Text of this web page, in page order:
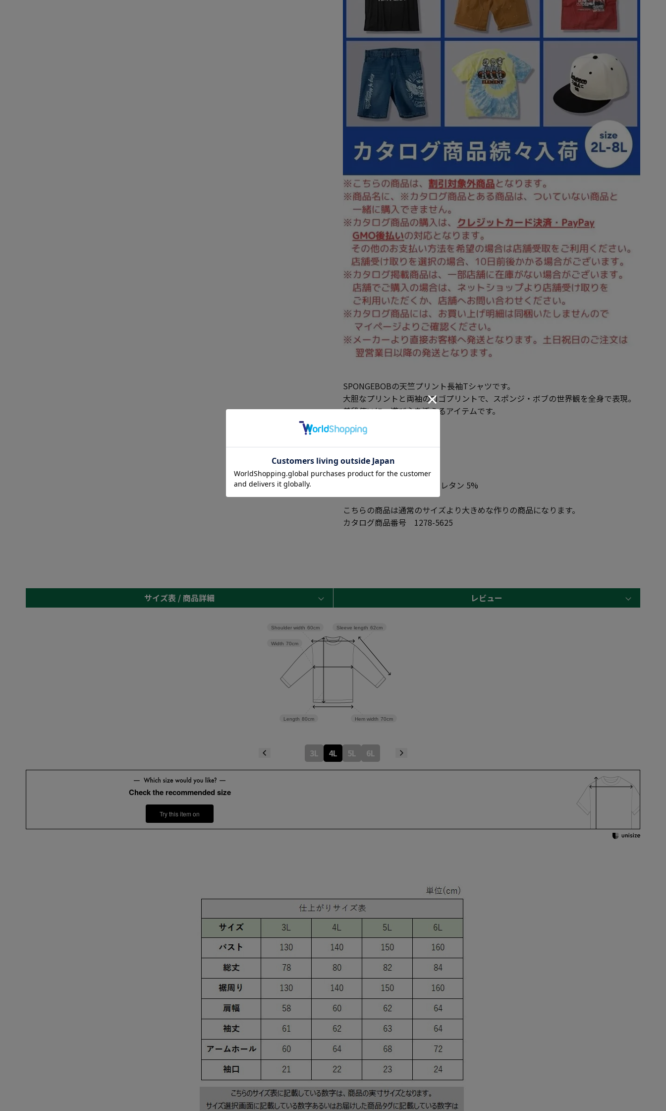
SPONGEBOBの天竺プリント長袖Tシャツです。
大胆なプリントと両袖のロゴプリントで、スポンジ・ボブの世界観を全身で表現。
普段使いに、遊び心を添えるアイテムです。
プリント/リブ(袖口)
●素材
本体：綿 100%
リブ部分：綿 95% ポリウレタン 5%
こちらの商品は通常のサイズより大きめな作りの商品になります。
カタログ商品番号 1278-5625
サイズ表 / 商品詳細 レビュー
Hem width 70cm
Sleeve length 62cm
Length 80cm
Width 70cm
Shoulder width 60cm
3L 4L 5L 6L
Check the recommended size
Try this item on